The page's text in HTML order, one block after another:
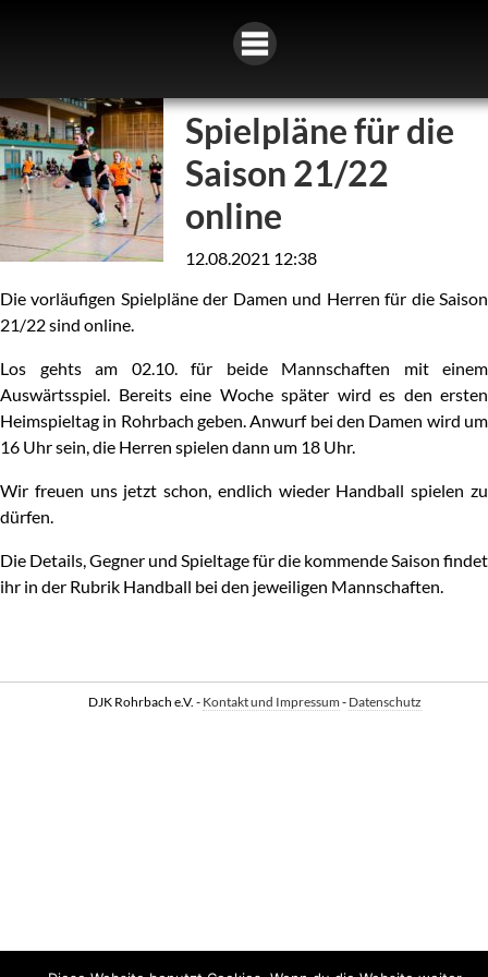
Spielpläne für die
Saison 21/22
online
12.08.2021 12:38
Die vorläufigen Spielpläne der Damen und Herren für die Saison
21/22 sind online.
Los gehts am 02.10. für beide Mannschaften mit einem
Auswärtsspiel. Bereits eine Woche später wird es den ersten
Heimspieltag in Rohrbach geben. Anwurf bei den Damen wird um
16 Uhr sein, die Herren spielen dann um 18 Uhr.
Wir freuen uns jetzt schon, endlich wieder Handball spielen zu
dürfen.
Die Details, Gegner und Spieltage für die kommende Saison findet
ihr in der Rubrik Handball bei den jeweiligen Mannschaften.
DJK Rohrbach e.V. - Kontakt und Impressum - Datenschutz